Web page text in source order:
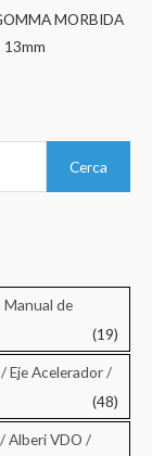
MORBIDA
Cerca
de
(19)
Eje Acelerador /
(48)
Alberi VDO /